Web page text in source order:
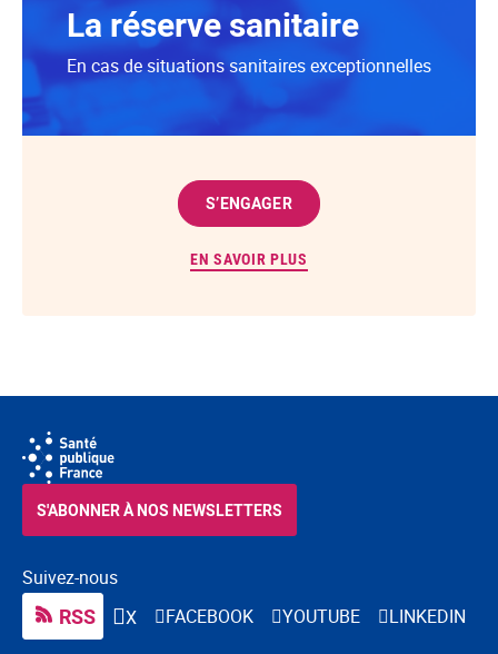
La réserve sanitaire
En cas de situations sanitaires exceptionnelles
S’ENGAGER
EN SAVOIR PLUS
Suivez-nous
RSS X FACEBOOK YOUTUBE
LINKEDIN
S'ABONNER À NOS NEWSLETTERS